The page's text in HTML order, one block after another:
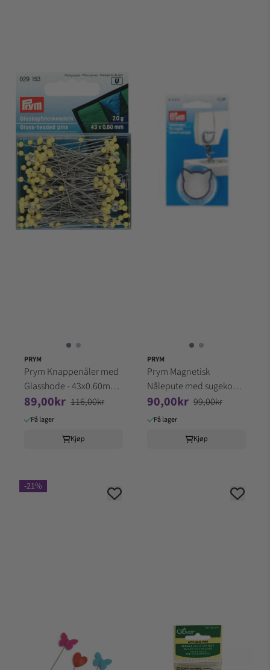
PRYM
Prym Knappenåler med
Glasshode - 43x0.60mm
20g 029153
89,00kr 116,00kr
På lager
Kjøp
PRYM
Prym Magnetisk
Nålepute med sugekopp
- Katt 610274
90,00kr 99,00kr
På lager
Kjøp
-21%